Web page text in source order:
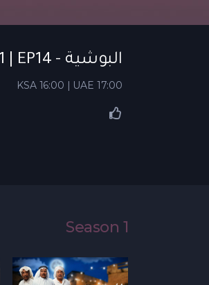
البوشية - S1 | EP14 - البوشية | الحلقة 14
KSA 16:00 | UAE 17:00
Season 1